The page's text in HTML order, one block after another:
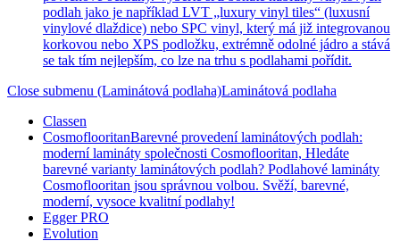
podlah jako je například LVT „luxury vinyl tiles“ (luxusní
vinylové dlaždice) nebo SPC vinyl, který má již integrovanou
korkovou nebo XPS podložku, extrémně odolné jádro a stává
se tak tím nejlepším, co lze na trhu s podlahami pořídit.
Close submenu (Laminátová podlaha)Laminátová podlaha
Classen
CosmoflooritanBarevné provedení laminátových podlah:
moderní lamináty společnosti Cosmoflooritan, Hledáte
barevné varianty laminátových podlah? Podlahové lamináty
Cosmoflooritan jsou správnou volbou. Svěží, barevné,
moderní, vysoce kvalitní podlahy!
Egger PRO
Evolution